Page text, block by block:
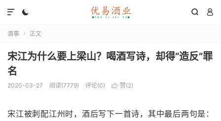
  

酒事  正文
宋江为什么要上梁山？喝酒写诗，却得“造反”罪
名
2020-03-27 阅读(7779) 评论(0)  赞(2)
宋江被刺配江州时，酒后写下一首诗，其中最后两句是：